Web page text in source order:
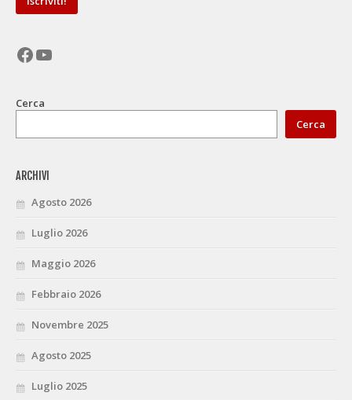
Facebook
YouTube
Cerca
Cerca
ARCHIVI
Agosto 2026
Luglio 2026
Maggio 2026
Febbraio 2026
Novembre 2025
Agosto 2025
Luglio 2025